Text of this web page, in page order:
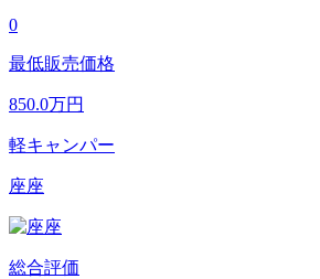
0
最低販売価格
850.0万円
軽キャンパー
座座
総合評価